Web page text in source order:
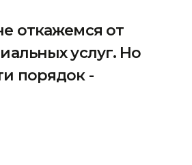
откажемся от
услуг. Но
порядок -